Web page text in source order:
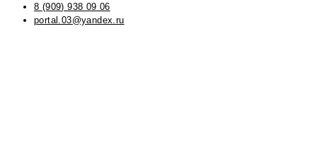
8 (909) 938 09 06
portal.03@yandex.ru